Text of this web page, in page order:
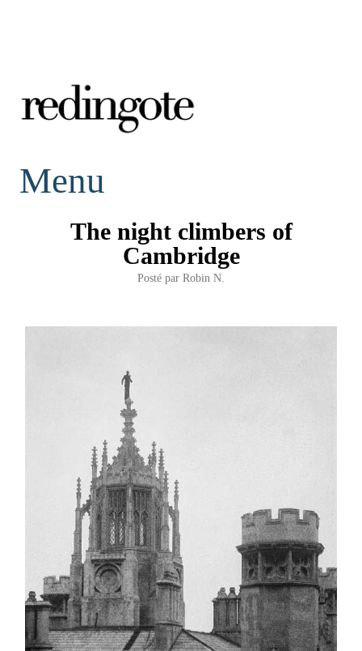
redingote.
Menu
The night climbers of
Cambridge
Posté par Robin N.